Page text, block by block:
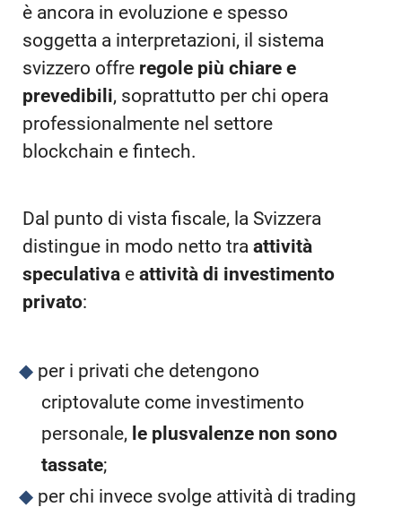
è ancora in evoluzione e spesso
soggetta a interpretazioni, il sistema
svizzero offre regole più chiare e
prevedibili, soprattutto per chi opera
professionalmente nel settore
blockchain e fintech.
Dal punto di vista fiscale, la Svizzera
distingue in modo netto tra attività
speculativa e attività di investimento
privato:
per i privati che detengono
criptovalute come investimento
personale, le plusvalenze non sono
tassate;
per chi invece svolge attività di trading